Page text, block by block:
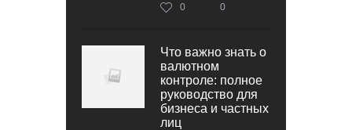
0 0
Что важно знать о
валютном
контроле: полное
руководство для
бизнеса и частных
лиц